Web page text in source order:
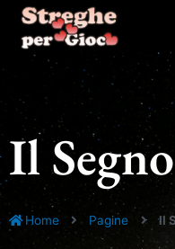
contenuto
Il
Home Pagine Il
Navigazione
articoli
Navigazione
articoli